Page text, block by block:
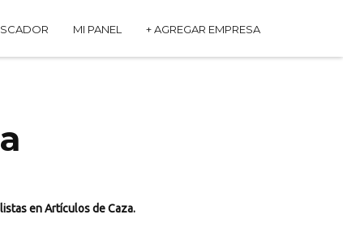
MI PANEL + AGREGAR EMPRESA
en Artículos de Caza.